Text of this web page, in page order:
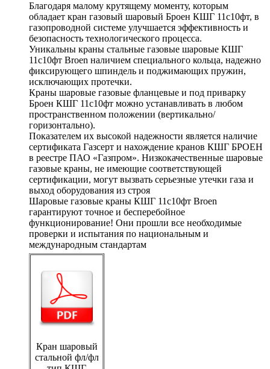
Благодаря малому крутящему моменту, которым
обладает кран газовый шаровый Броен КШГ 11с10фт, в
газопроводной системе улучшается эффективность и
безопасность технологического процесса.
Уникальны краны стальные газовые шаровые КШГ
11с10фт Broen наличием специального кольца, надежно
фиксирующего шпиндель и поджимающих пружин,
исключающих протечки.
Краны шаровые газовые фланцевые и под приварку
Броен КШГ 11с10фт можно устанавливать в любом
пространственном положении (вертикально/
горизонтально).
Показателем их высокой надежности является наличие
сертификата Газсерт и нахождение кранов КШГ БРОЕН
в реестре ПАО «Газпром». Низкокачественные шаровые
газовые краны, не имеющие соответствующей
сертификации, могут вызвать серьезные утечки газа и
выход оборудования из строя
Шаровые газовые краны КШГ 11с10фт Broen
гарантируют точное и бесперебойное
функционирование! Они прошли все необходимые
проверки и испытания по национальным и
международным стандартам
Кран шаровый
стальной фл/фл